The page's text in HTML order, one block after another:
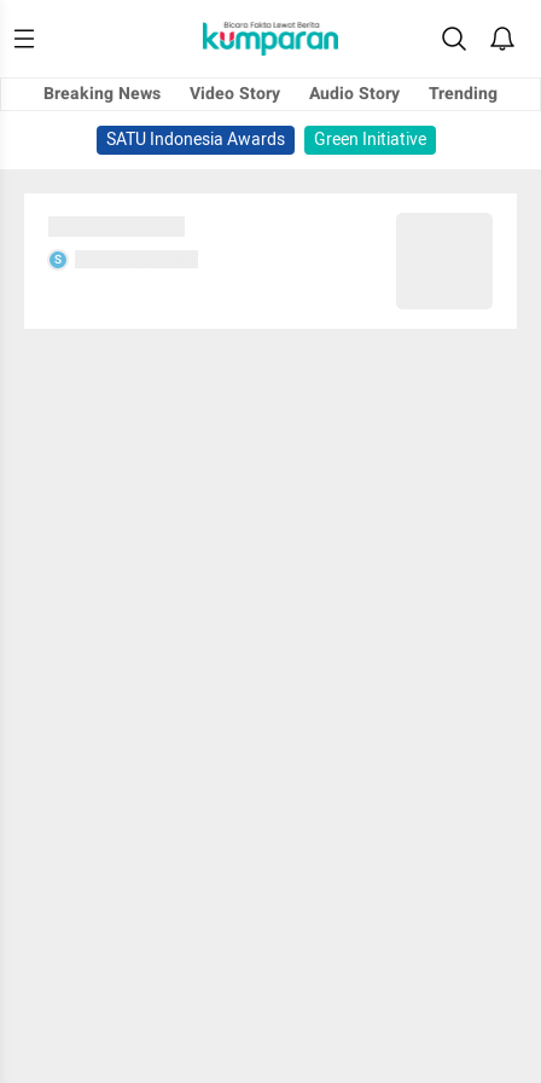
Breaking News Video Story Audio Story
Trending
SATU Indonesia Awards
Green Initiative
S